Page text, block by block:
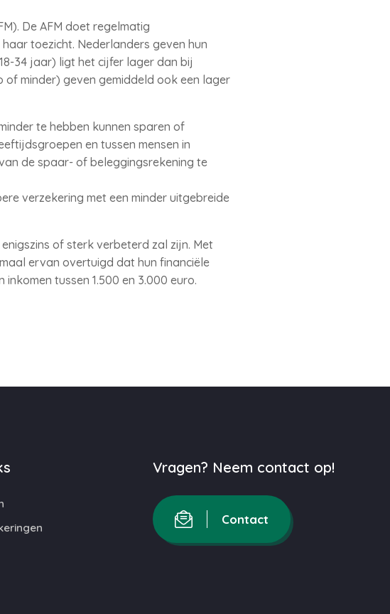
De AFM doet regelmatig
toezicht. Nederlanders geven hun
34 jaar) ligt het cijfer lager dan bij
of minder) geven gemiddeld ook een lager
te hebben kunnen sparen of
en tussen mensen in
de spaar- of beleggingsrekening te
verzekering met een minder uitgebreide
of sterk verbeterd zal zijn. Met
ervan overtuigd dat hun financiële
tussen 1.500 en 3.000 euro.
Vragen? Neem contact op!
Contact